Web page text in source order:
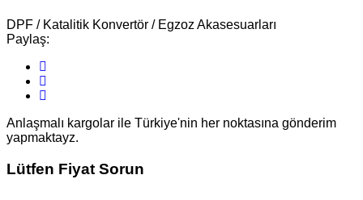
DPF / Katalitik Konvertör / Egzoz Akasesuarları
Paylaş:
Anlaşmalı kargolar ile Türkiye'nin her noktasına gönderim
yapmaktayz.
Lütfen Fiyat Sorun